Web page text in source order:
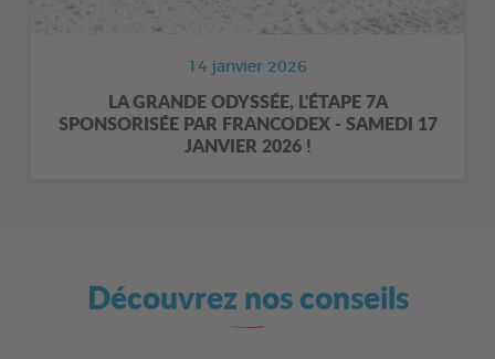
14 janvier 2026
LA GRANDE ODYSSÉE, L'ÉTAPE 7A
SPONSORISÉE PAR FRANCODEX - SAMEDI 17
JANVIER 2026 !
Découvrez nos conseils